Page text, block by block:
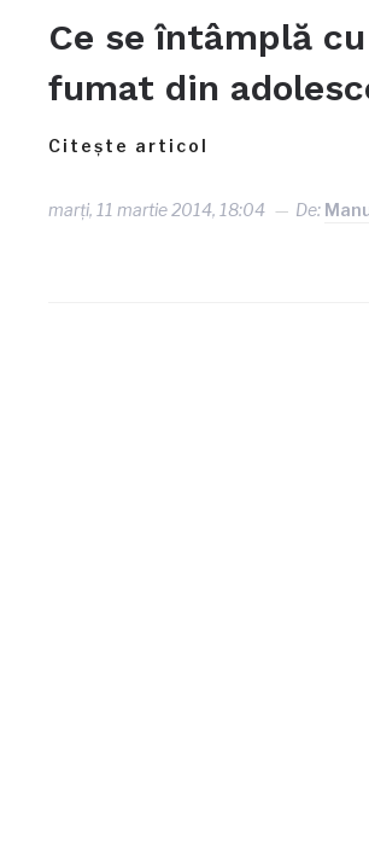
Ce se întâmplă
fumat din
Citește articol
marți, 11 martie 2014, 18:04 De: